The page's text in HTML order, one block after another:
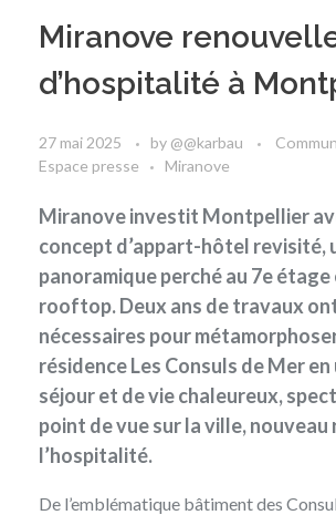
Miranove
d’hospitalité à
27 mai 2025 by @@karbau
Espace presse
Miranove
Miranove investit Montpellier
concept d’appart-hôtel revisité,
panoramique perché au 7e étage
rooftop. Deux ans de travaux
nécessaires pour
résidence Les Consuls de Mer en
séjour et de vie chaleureux,
point de vue sur la ville, nouveau
l’hospitalité.
De l’emblématique bâtiment des